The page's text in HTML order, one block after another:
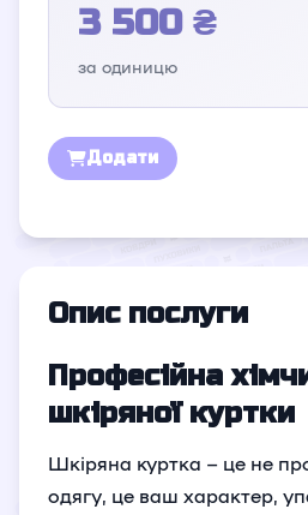
3 500 ₴
за одиницю
Додати
Опис послуги
Професійна
шкіряної куртки
Шкіряна куртка – це не
одягу, це ваш характер,